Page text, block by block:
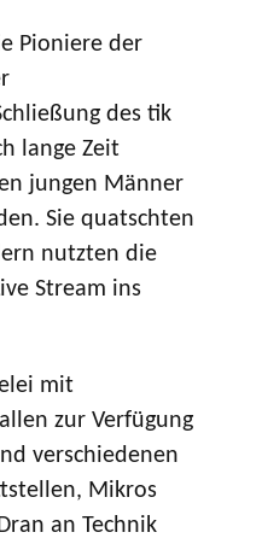
Pioniere der
des tik
lange Zeit
jungen Männer
Sie quatschten
nutzten die
Stream ins
mit
zur Verfügung
verschiedenen
Mikros
an Technik